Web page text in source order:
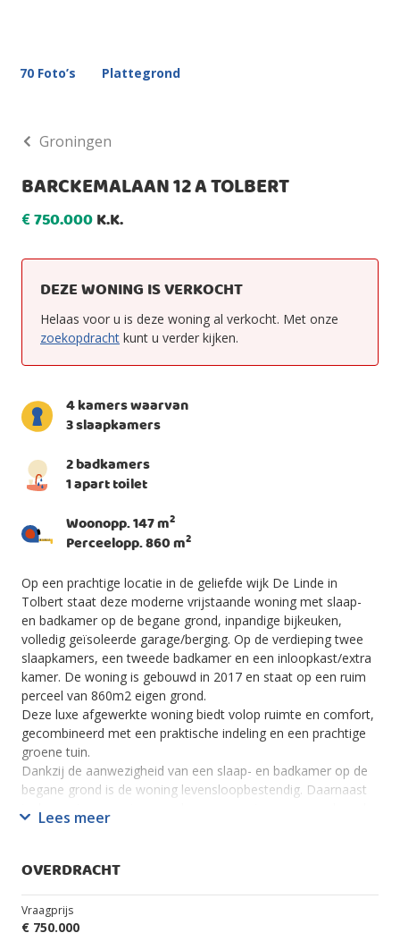
70 Foto’s Plattegrond
Groningen
BARCKEMALAAN 12 A TOLBERT
€750.000K.K.
DEZE WONING IS VERKOCHT
Helaas voor u is deze woning al verkocht. Met onze
zoekopdracht kunt u verder kijken.
4 kamers waarvan
3 slaapkamers
2 badkamers
1 apart toilet
Woonopp. 147 m2
Perceelopp. 860 m2
Op een prachtige locatie in de geliefde wijk De Linde in
Tolbert staat deze moderne vrijstaande woning met slaap-
en badkamer op de begane grond, inpandige bijkeuken,
volledig geïsoleerde garage/berging. Op de verdieping twee
slaapkamers, een tweede badkamer en een inloopkast/extra
kamer. De woning is gebouwd in 2017 en staat op een ruim
perceel van 860m2 eigen grond.
Deze luxe afgewerkte woning biedt volop ruimte en comfort,
gecombineerd met een praktische indeling en een prachtige
groene tuin.
Dankzij de aanwezigheid van een slaap- en badkamer op de
begane grond is de woning levensloopbestendig. Daarnaast
is de woning voorzien van vloerverwarming, een openhaard,
zonnepanelen en airconditioning en ruime
Kortom: een prachtige woning waar je zo in kan!
Indeling
Lees meer
OVERDRACHT
Vraagprijs
€ 750.000